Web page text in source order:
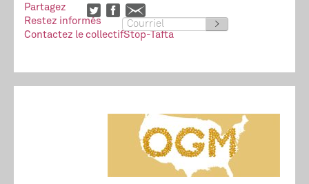
Partagez
Restez informés
>
Contactez le collectifStop-Tafta